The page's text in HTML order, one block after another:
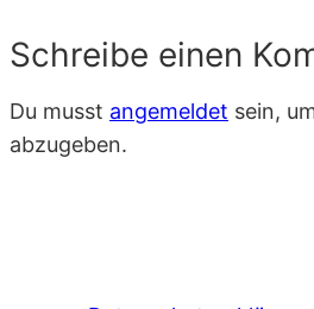
Schreibe einen
Du musst angemeldet sein,
abzugeben.